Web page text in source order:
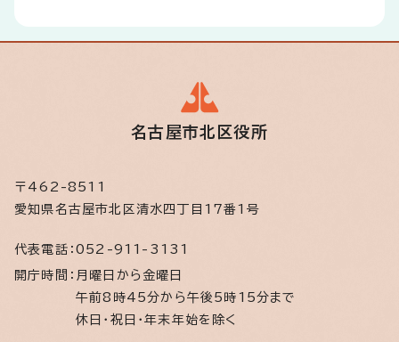
名古屋市北区役所
〒462-8511
愛知県名古屋市北区清水四丁目17番1号
代表電話： 052-911-3131
開庁時間： 月曜日から金曜日
午前8時45分から午後5時15分まで
休日・祝日・年末年始を除く